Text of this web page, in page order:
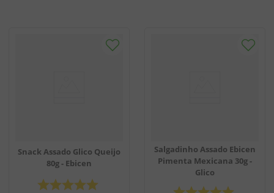
Snack Assado Glico Queijo
80g - Ebicen
Salgadinho Assado Ebicen
Pimenta Mexicana 30g -
Glico